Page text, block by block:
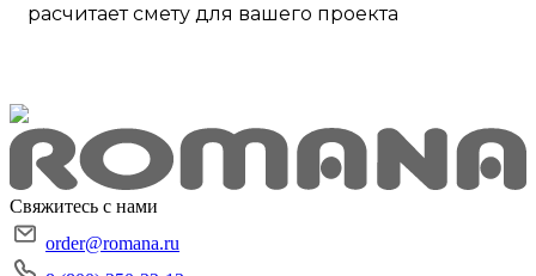
расчитает смету для вашего проекта
Свяжитесь с нами
order@romana.ru